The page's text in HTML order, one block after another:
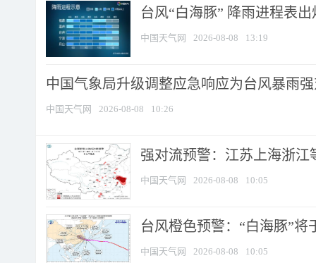
台风“白海豚” 降雨进程表
中国天气网 2026-08-08 13:19
中国气象局升级调整应急响应为台风暴雨
中国天气网 2026-08-08 10:26
强对流预警：江苏上海浙江
中国天气网 2026-08-08 10:05
台风橙色预警：“白海豚”将
中国天气网 2026-08-08 10:05